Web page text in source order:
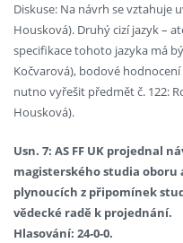
Diskuse: Na návrh se vztahuje
Housková). Druhý cizí jazyk –
specifikace tohoto jazyka má
Kočvarová), bodové
nutno vyřešit předmět č. 122:
Housková).
Usn. 7: AS FF UK projednal
magisterského studia oboru
plynoucích z připomínek
vědecké radě k projednání.
Hlasování: 24-0-0.